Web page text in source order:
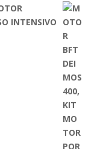
INTENSIVO